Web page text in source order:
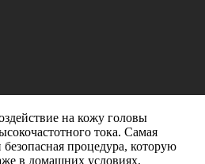
на кожу головы
тока. Самая
безопасная процедура, которую
в домашних условиях.